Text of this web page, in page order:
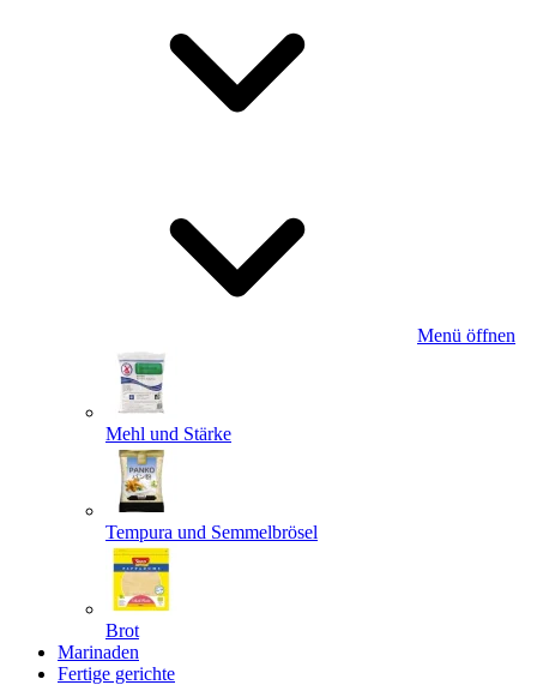
Menü öffnen
Mehl und Stärke
Tempura und Semmelbrösel
Brot
Marinaden
Fertige gerichte